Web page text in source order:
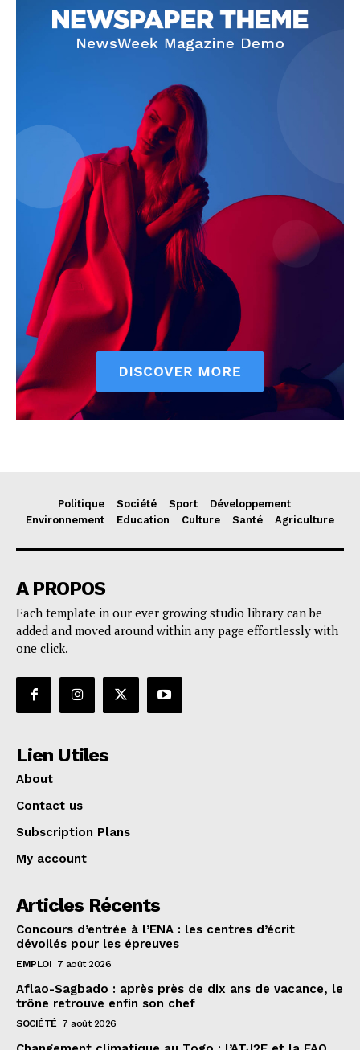
Politique Société Sport
Développement
Environnement
Education Culture Santé Agriculture
A PROPOS
Each template in our ever growing studio library can be
added and moved around within any page effortlessly with
one click.
Lien Utiles
About
Contact us
Subscription Plans
My account
Articles Récents
Concours d’entrée à l’ENA : les centres d’écrit
dévoilés pour les épreuves
EMPLOI 7 août 2026
Aflao-Sagbado : après près de dix ans de vacance, le
trône retrouve enfin son chef
SOCIÉTÉ 7 août 2026